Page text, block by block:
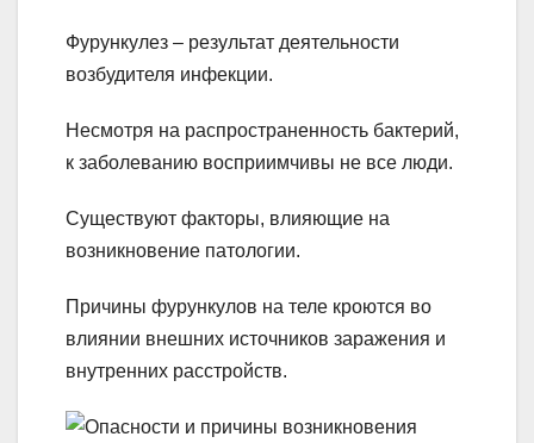
Фурункулез – результат деятельности
возбудителя инфекции.
Несмотря на распространенность бактерий,
к заболеванию восприимчивы не все люди.
Существуют факторы, влияющие на
возникновение патологии.
Причины фурункулов на теле кроются во
влиянии внешних источников заражения и
внутренних расстройств.